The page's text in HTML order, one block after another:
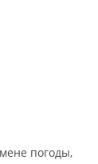
погоды,